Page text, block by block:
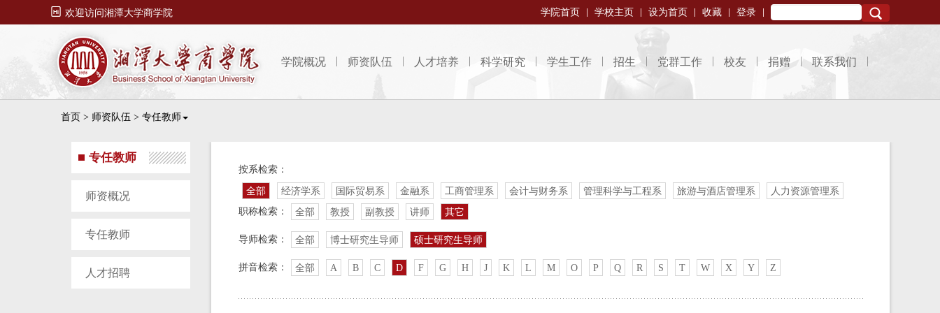
 欢迎访问湘潭大学商学院 学院首页 学校主页 设为首页 收藏 登录
学院概况 师资队伍 人才培养 科学研究 学生工作 招生 党群工作 校友 捐赠 联系我们
首页 > 师资队伍 > 专任教师
专任教师
师资概况
专任教师
人才招聘
按系检索：
全部 经济学系 国际贸易系 金融系 工商管理系 会计与财务系 管理科学与工程系 旅游与酒店管理系
人力资源管理系
职称检索：
全部 教授 副教授 讲师 其它
导师检索： 全部 博士研究生导师 硕士研究生导师
拼音检索： 全部 A B C D F G H J K L M O P Q R S T W X Y Z